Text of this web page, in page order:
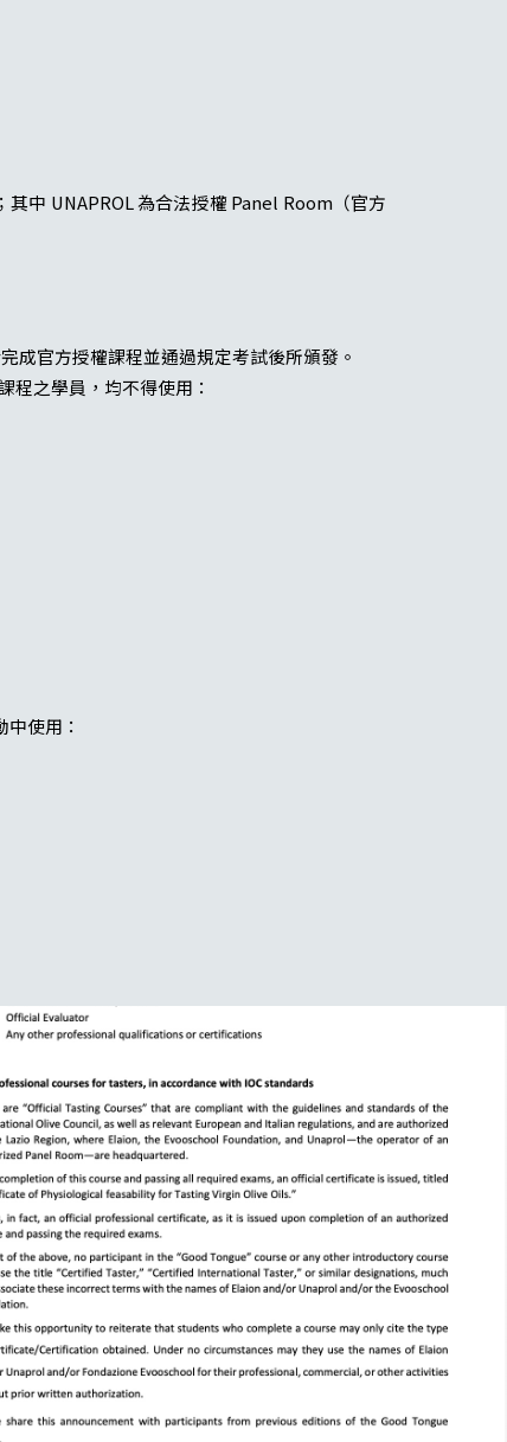
中 UNAPROL 為合法授權 Panel Room（官方
官方授權課程並通過規定考試後所頒發。
之學員，均不得使用：
使用：